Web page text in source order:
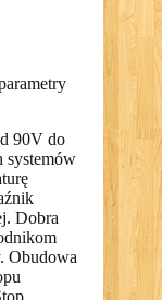
90V do
systemów
Dobra
Obudowa